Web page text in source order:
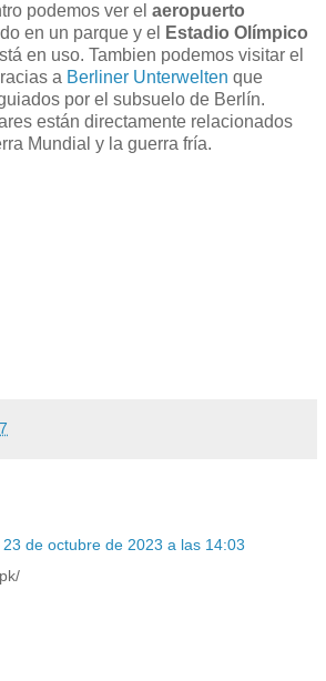
podemos ver el aeropuerto
en un parque y el
Estadio Olímpico
en uso. Tambien podemos visitar el
a Berliner Unterwelten que
por el subsuelo de Berlín.
están directamente relacionados
Mundial y la guerra fría.
23 de octubre de 2023 a las 14:03